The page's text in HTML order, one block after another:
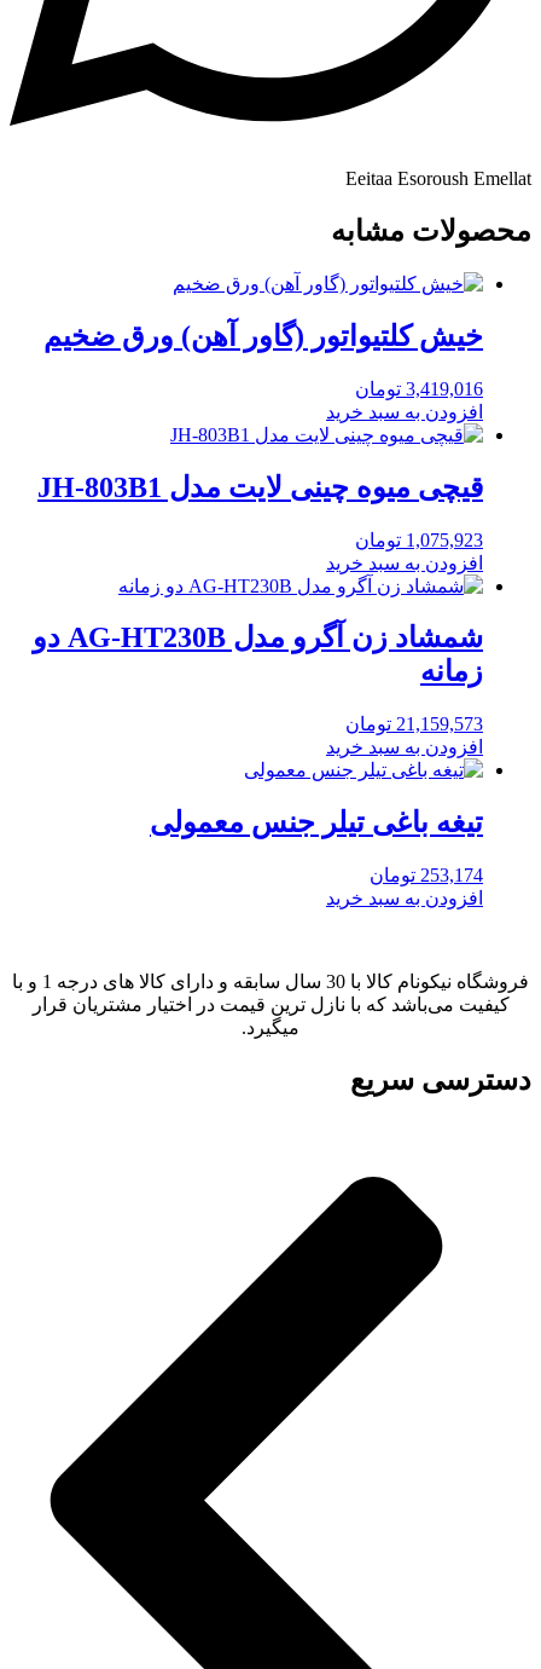
Eeitaa Esoroush Emellat
محصولات مشابه
خیش کلتیواتور (گاور آهن) ورق ضخیم
3,419,016 تومان
افزودن به سبد خرید
قیچی میوه چینی لایت مدل JH-803B1
1,075,923 تومان
افزودن به سبد خرید
شمشاد زن آگرو مدل AG-HT230B دو
زمانه
21,159,573 تومان
افزودن به سبد خرید
تیغه باغی تیلر جنس معمولی
253,174 تومان
افزودن به سبد خرید
فروشگاه نیکونام کالا با 30 سال سابقه و دارای کالا های درجه 1 و با
کیفیت می‌باشد که با نازل ترین قیمت در اختیار مشتریان قرار
میگیرد.
دسترسی سریع